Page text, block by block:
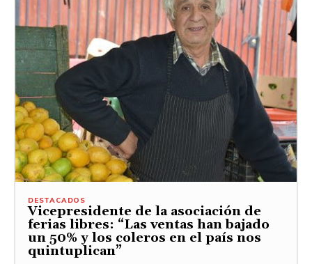
DESTACADOS
Vicepresidente de la asociación de
ferias libres: “Las ventas han bajado
un 50% y los coleros en el país nos
quintuplican”